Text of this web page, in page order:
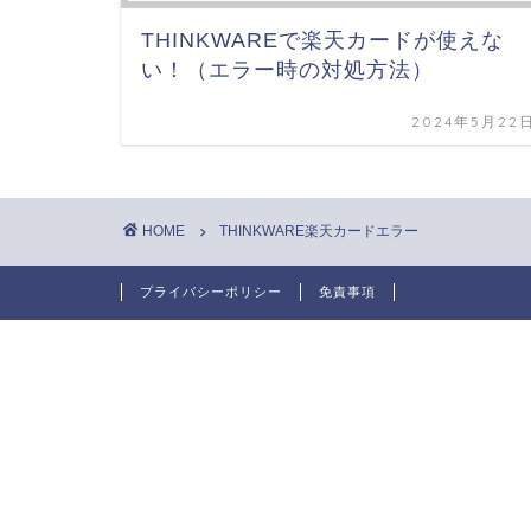
THINKWAREで楽天カードが使えな
い！（エラー時の対処方法）
2024年5月22
HOME THINKWARE楽天カードエラー
プライバシーポリシー 免責事項